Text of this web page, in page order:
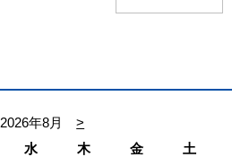
2026年8月
>
水 木 金
土